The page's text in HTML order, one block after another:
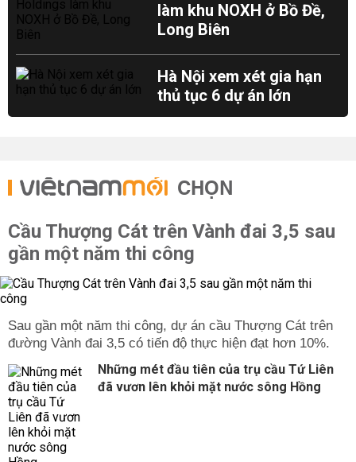
làm khu NOXH ở Bồ Đề,
Long Biên
Hà Nội xem xét gia hạn
thủ tục 6 dự án lớn
CHỌN
Cầu Thượng Cát trên Vành đai 3,5 sau
gần một năm thi công
Sau gần một năm thi công, dự án cầu Thượng Cát trên
đường Vành đai 3,5 có tiến độ thực hiện đạt hơn 10%.
Những mét đầu tiên của trụ cầu Tứ Liên
đã vươn lên khỏi mặt nước sông Hồng